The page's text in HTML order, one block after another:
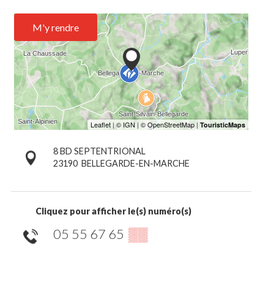
M'y rendre
8 BD SEPTENTRIONAL
23190 BELLEGARDE-EN-MARCHE
Cliquez pour afficher le(s) numéro(s)
05 55 67 65 ▒▒